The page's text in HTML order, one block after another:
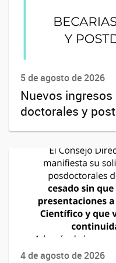
5 de agosto de 2026
Nuevos ingresos
doctorales y
4 de agosto de 2026